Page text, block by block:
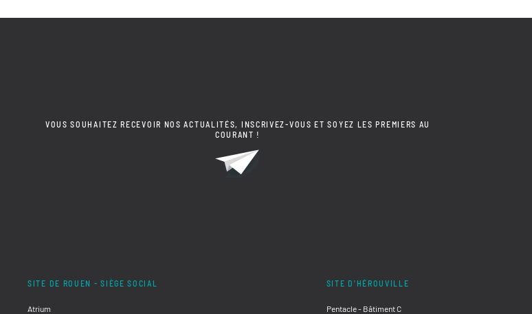
VOUS SOUHAITEZ RECEVOIR NOS ACTUALITÉS, INSCRIVEZ-VOUS ET SOYEZ LES PREMIERS AU
COURANT !
SITE DE ROUEN - SIÈGE SOCIAL
Atrium
SITE D'HÉROUVILLE
Pentacle - Bâtiment C